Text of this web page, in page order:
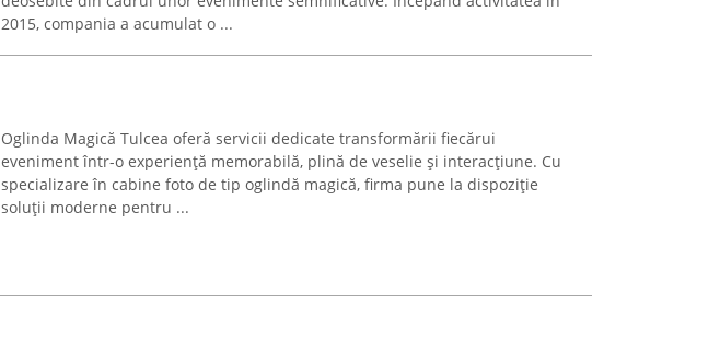
2015, compania a acumulat o ...
Oglinda Magică Tulcea oferă servicii dedicate transformării fiecărui
eveniment într-o experiență memorabilă, plină de veselie și interacțiune. Cu
specializare în cabine foto de tip oglindă magică, firma pune la dispoziție
soluții moderne pentru ...